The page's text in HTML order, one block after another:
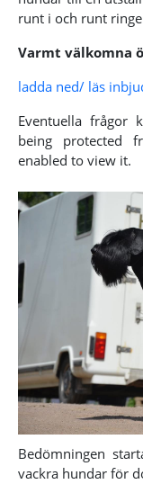
runt i och runt
Varmt välkomna
ladda ned/ läs
Eventuella frågor
being protected
enabled to view it.
Bedömningen
vackra hundar för